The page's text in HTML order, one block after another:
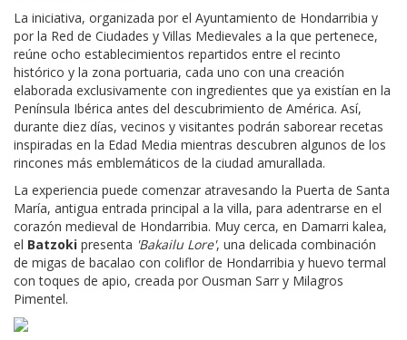
La iniciativa, organizada por el Ayuntamiento de Hondarribia y
por la Red de Ciudades y Villas Medievales a la que pertenece,
reúne ocho establecimientos repartidos entre el recinto
histórico y la zona portuaria, cada uno con una creación
elaborada exclusivamente con ingredientes que ya existían en la
Península Ibérica antes del descubrimiento de América. Así,
durante diez días, vecinos y visitantes podrán saborear recetas
inspiradas en la Edad Media mientras descubren algunos de los
rincones más emblemáticos de la ciudad amurallada.
La experiencia puede comenzar atravesando la Puerta de Santa
María, antigua entrada principal a la villa, para adentrarse en el
corazón medieval de Hondarribia. Muy cerca, en Damarri kalea,
el Batzoki presenta 'Bakailu Lore', una delicada combinación
de migas de bacalao con coliflor de Hondarribia y huevo termal
con toques de apio, creada por Ousman Sarr y Milagros
Pimentel.